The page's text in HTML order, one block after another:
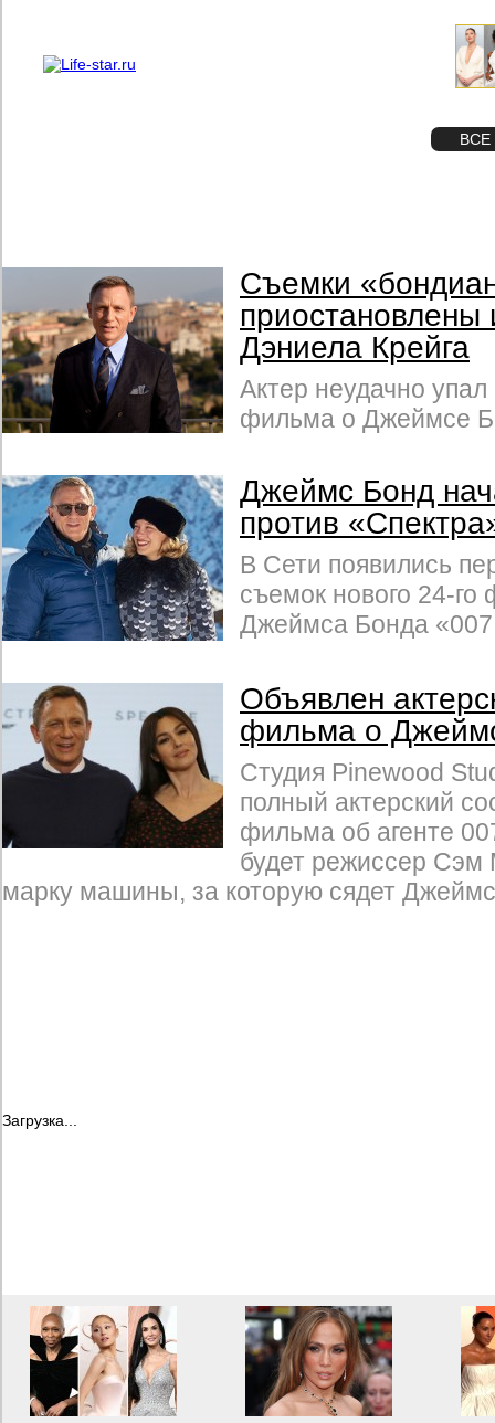
ВСЕ
Съемки
приостановлены
Дэниела Крейга
Актер неудачно
фильма о Джеймсе
Джеймс Бонд
против
В Сети появились
съемок нового 24-
Джеймса Бонда
Объявлен
фильма о
Студия Pinewood
полный актерский
фильма об агенте
будет режиссер Сэм
марку машины, за которую сядет
Загрузка...